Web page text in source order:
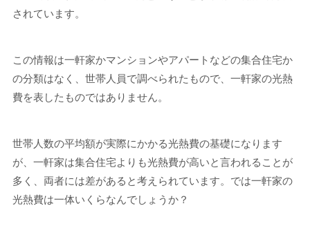
されています。
この情報は一軒家かマンションやアパートなどの集合住宅か
の分類はなく、世帯人員で調べられたもので、一軒家の光熱
費を表したものではありません。
世帯人数の平均額が実際にかかる光熱費の基礎になります
が、一軒家は集合住宅よりも光熱費が高いと言われることが
多く、両者には差があると考えられています。では一軒家の
光熱費は一体いくらなんでしょうか？